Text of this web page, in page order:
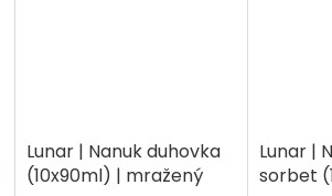
Lunar | Nanuk duhovka
(10x90ml) | mražený
Lunar |
sorbet